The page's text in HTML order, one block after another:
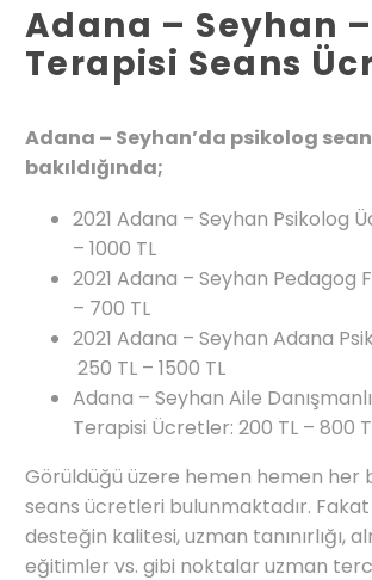
Adana – Seyhan
Terapisi Seans
Adana – Seyhan’da psikolog
bakıldığında;
2021 Adana – Seyhan Psikolog
– 1000 TL
2021 Adana – Seyhan Pedagog
– 700 TL
2021 Adana – Seyhan Adana
250 TL – 1500 TL
Adana – Seyhan Aile
Terapisi Ücretler: 200 TL – 800
Görüldüğü üzere hemen hemen her
seans ücretleri bulunmaktadır. Fakat
desteğin kalitesi, uzman tanınırlığı,
eğitimler vs. gibi noktalar uzman